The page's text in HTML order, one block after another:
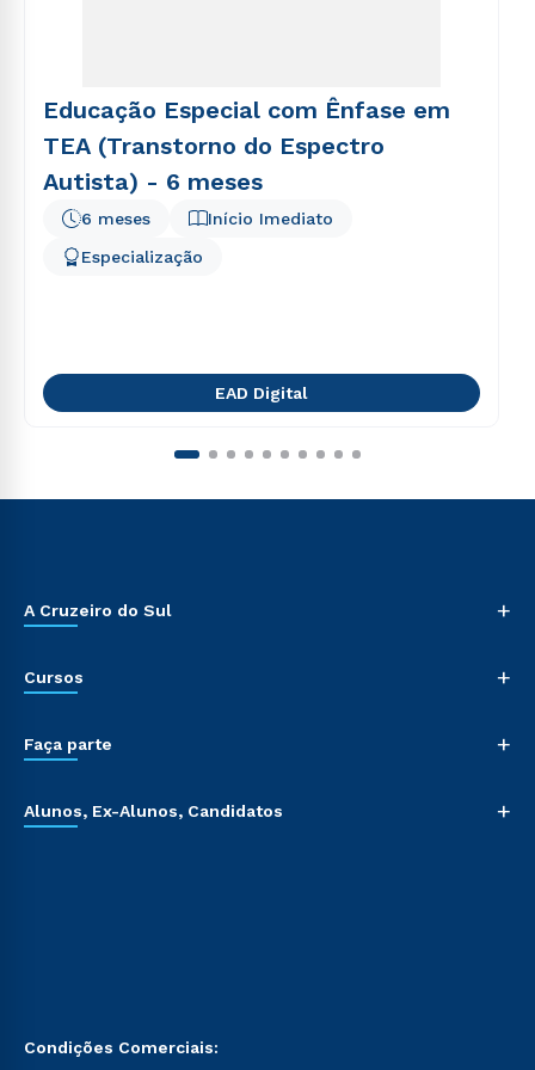
Educação Especial com Ênfase em
TEA (Transtorno do Espectro
Autista) - 6 meses
Início Imediato
6 meses
Especialização
EAD Digital
A Cruzeiro do Sul +
Cursos +
Faça parte +
Alunos, Ex-Alunos, Candidatos +
Condições Comerciais: